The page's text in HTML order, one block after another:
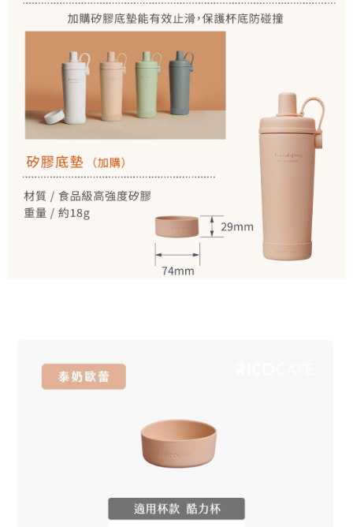
請求用戶進行身份認證。
５．嚴禁一人註冊多個帳號或使用他人資訊註冊。若發現惡意使用之情形，